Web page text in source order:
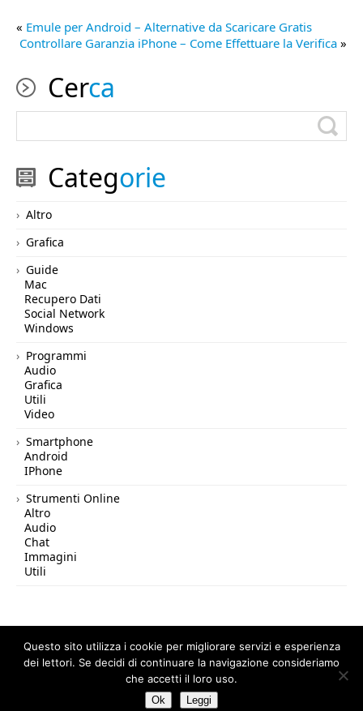
« Emule per Android – Alternative da Scaricare Gratis
Controllare Garanzia iPhone – Come Effettuare la Verifica »
Cerca
Categorie
Altro
Grafica
Guide
Mac
Recupero Dati
Social Network
Windows
Programmi
Audio
Grafica
Utili
Video
Smartphone
Android
IPhone
Strumenti Online
Altro
Audio
Chat
Immagini
Utili
© 2026 Tutto in Rete — All Rights Reserved.
Questo sito utilizza i cookie per migliorare servizi e esperienza
dei lettori. Se decidi di continuare la navigazione consideriamo
che accetti il loro uso.
Ok Leggi